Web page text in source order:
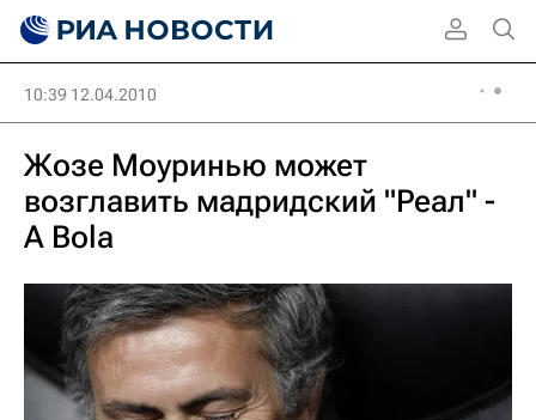
10:39 12.04.2010
Жозе Моуринью может
возглавить мадридский "Реал" -
A Bola